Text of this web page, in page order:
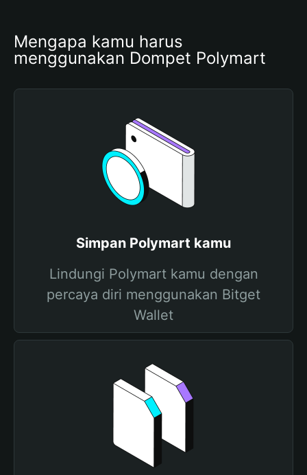
Mengapa kamu harus
menggunakan Dompet Polymart
Simpan Polymart kamu
Lindungi Polymart kamu dengan
percaya diri menggunakan Bitget
Wallet